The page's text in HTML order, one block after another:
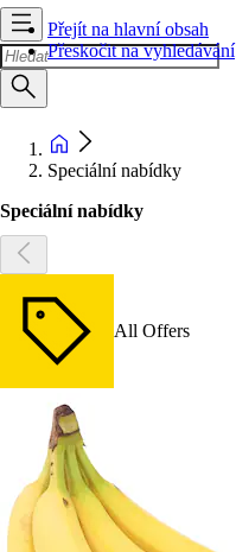
Přejít na hlavní obsah
Přeskočit na vyhledávání
Speciální nabídky
Speciální nabídky
All Offers